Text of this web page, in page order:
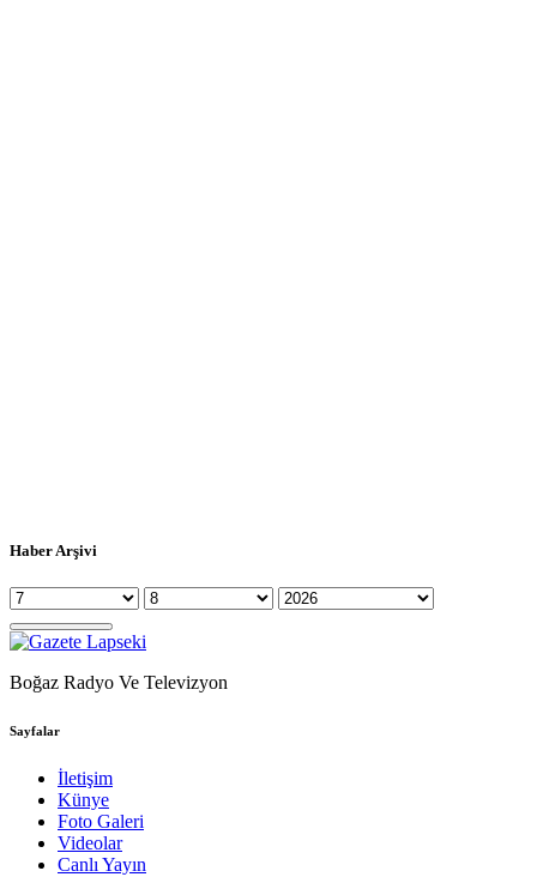
Haber Arşivi
Boğaz Radyo Ve Televizyon
Sayfalar
İletişim
Künye
Foto Galeri
Videolar
Canlı Yayın